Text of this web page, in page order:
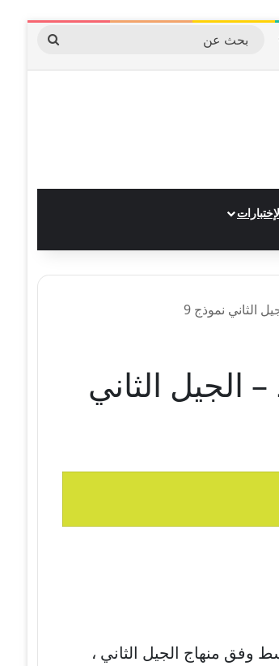
الوضع المظلم
بحث
عن
الثاني نموذج 9
الجيل الثاني
وفق منهاج الجيل الثاني ،